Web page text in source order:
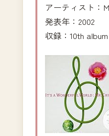
アーティスト：
発表年：2002
収録：10th